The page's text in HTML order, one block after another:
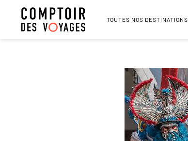
TOUTES NOS DESTINATIONS